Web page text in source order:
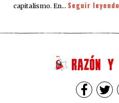
capitalismo. En… Seguir leyendo